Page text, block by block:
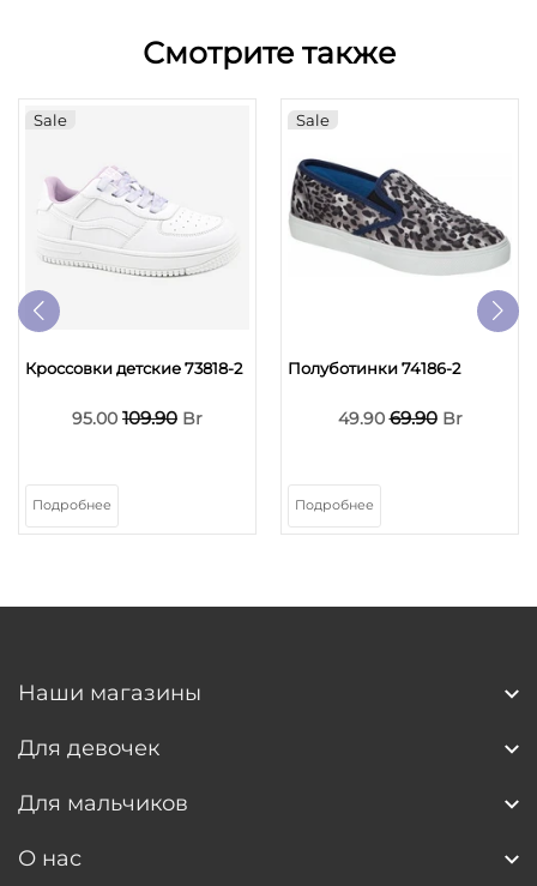
Смотрите также
Sale
Кроссовки детские 73818-2
95.00 109.90 Br
Подробнее
Sale
Полуботинки 74186-2
49.9069.90Br
Подробнее
Наши магазины
Для девочек
Для мальчиков
О нас